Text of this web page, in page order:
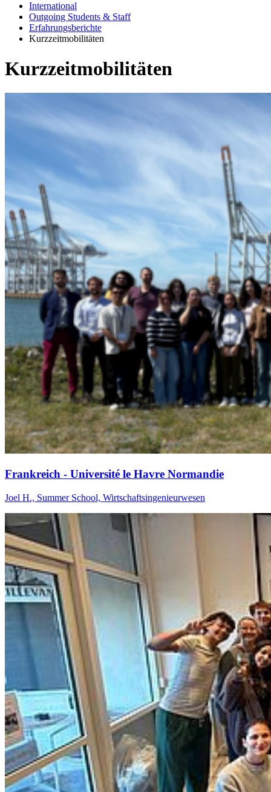
International
Outgoing Students & Staff
Erfahrungsberichte
Kurzzeitmobilitäten
Kurz­zeit­mo­bi­li­tä­ten
Frank­reich - Uni­ver­sité le Havre Nor­man­die
Joel H., Summer School, Wirtschaftsingenieurwesen